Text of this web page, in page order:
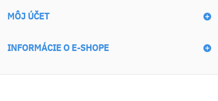
MÔJ ÚČET
INFORMÁCIE O E-SHOPE